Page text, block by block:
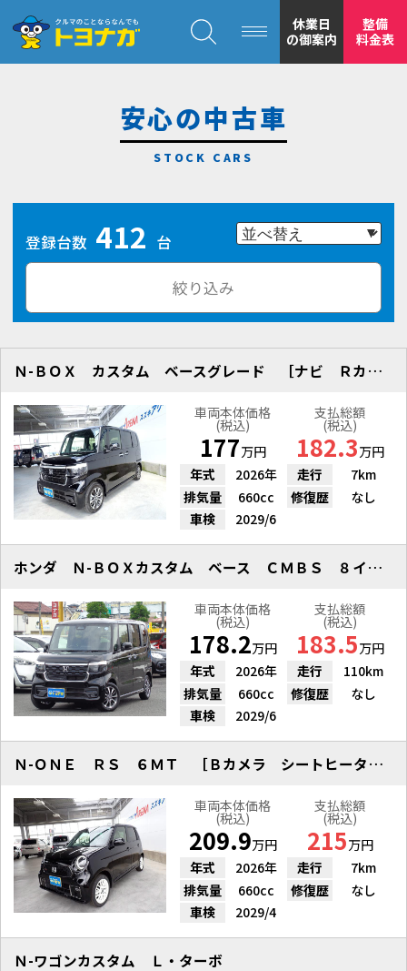
安心の
休業日
の御案内
整備
料金表
安心の中古車
登録台数 412 台
絞り込み
Ｎ-ＢＯＸ カスタム ベースグレード ［ナビ Ｒカメラ ＥＴＣ］
車両本体価格
(税込)
177万円
支払総額
(税込)
182.3万円
年式
2026年 走行
7km
排気量
660cc 修復歴
なし
車検
2029/6
ホンダ Ｎ-ＢＯＸカスタム ベース ＣＭＢＳ ８インチＤ／Ａ Ｂカメラ
車両本体価格
(税込)
178.2万円
支払総額
(税込)
183.5万円
年式
2026年 走行
110km
排気量
660cc 修復歴
なし
車検
2029/6
Ｎ-ＯＮＥ ＲＳ ６ＭＴ ［Ｂカメラ シートヒーター ハーフレザー アルミ］
車両本体価格
(税込)
209.9万円
支払総額
(税込)
215万円
年式
2026年 走行
7km
排気量
660cc 修復歴
なし
車検
2029/4
Ｎ-ワゴンカスタム Ｌ・ターボ